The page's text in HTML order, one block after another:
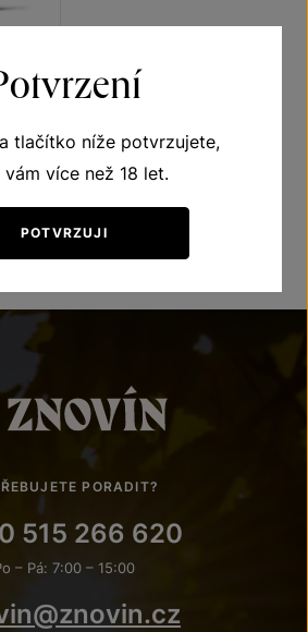
PORADIT?
515 266 620
– Pá: 7:00 – 15:00
tlačítko níže potvrzujete,
vám více než 18 let.
POTVRZUJI